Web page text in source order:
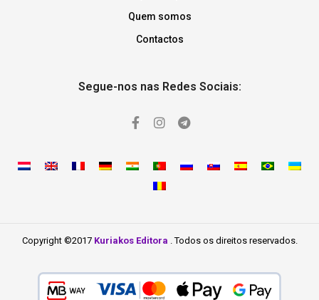
Quem somos
Contactos
Segue-nos nas Redes Sociais:
Copyright ©2017 Kuriakos Editora . Todos os direitos reservados.